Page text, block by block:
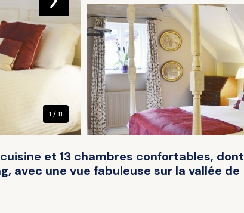
1 / 11
et 13 chambres confortables, dont
avec une vue fabuleuse sur la vallée de